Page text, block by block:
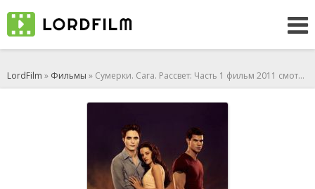
LordFilm » Фильмы » Сумерки. Сага. Рассвет: Часть 1 фильм 2011 смотреть онлайн